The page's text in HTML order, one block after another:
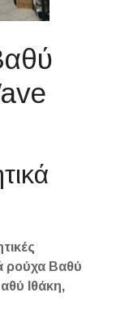
ρούχα Βαθύ
Ιθάκη,